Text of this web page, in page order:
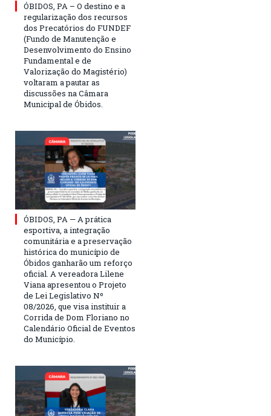
ÓBIDOS, PA – O destino e a
regularização dos recursos
dos Precatórios do FUNDEF
(Fundo de Manutenção e
Desenvolvimento do Ensino
Fundamental e de
Valorização do Magistério)
voltaram a pautar as
discussões na Câmara
Municipal de Óbidos.
ÓBIDOS, PA — A prática
esportiva, a integração
comunitária e a preservação
histórica do município de
Óbidos ganharão um reforço
oficial. A vereadora Lilene
Viana apresentou o Projeto
de Lei Legislativo Nº
08/2026, que visa instituir a
Corrida de Dom Floriano no
Calendário Oficial de Eventos
do Município.